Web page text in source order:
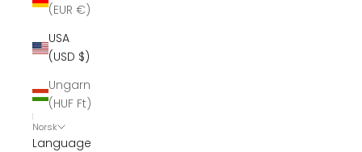
(EUR €)
USA
(USD $)
Ungarn
(HUF Ft)
Norsk
Language